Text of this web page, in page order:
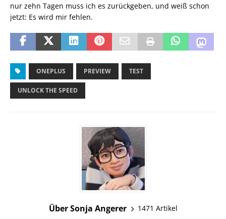
nur zehn Tagen muss ich es zurückgeben, und weiß schon
jetzt: Es wird mir fehlen.
ONEPLUS PREVIEW TEST
UNLOCK THE SPEED
Über Sonja Angerer
1471 Artikel